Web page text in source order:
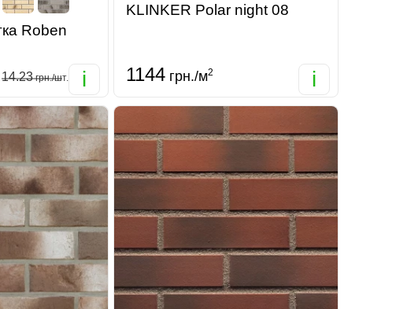
Roben
14.23грн./шт. i
KLINKER Polar night 08
1144грн./м2 i